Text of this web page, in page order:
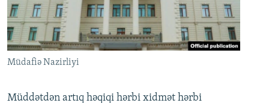
Müdafiə Nazirliyi
Müddətdən artıq həqiqi hərbi xidmət hərbi